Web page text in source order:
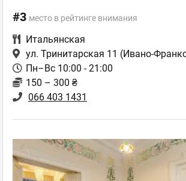
#3 место в рейтинге внимания
Итальянская
ул. Тринитарская 11 (Ивано-
Пн–Вс 10:00 - 21:00
150 – 300 ₴
066 403 1431